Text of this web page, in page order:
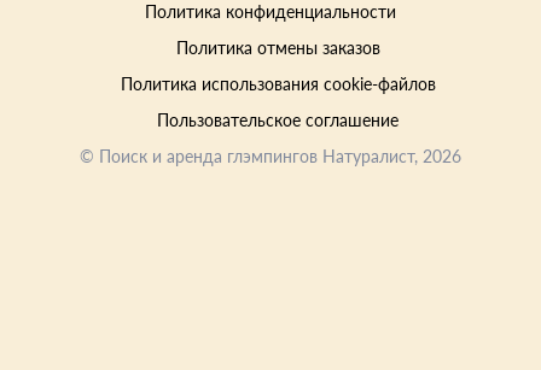
Политика конфиденциальности
Политика отмены заказов
Политика использования cookie-файлов
Пользовательское соглашение
© Поиск и аренда глэмпингов Натуралист, 2026